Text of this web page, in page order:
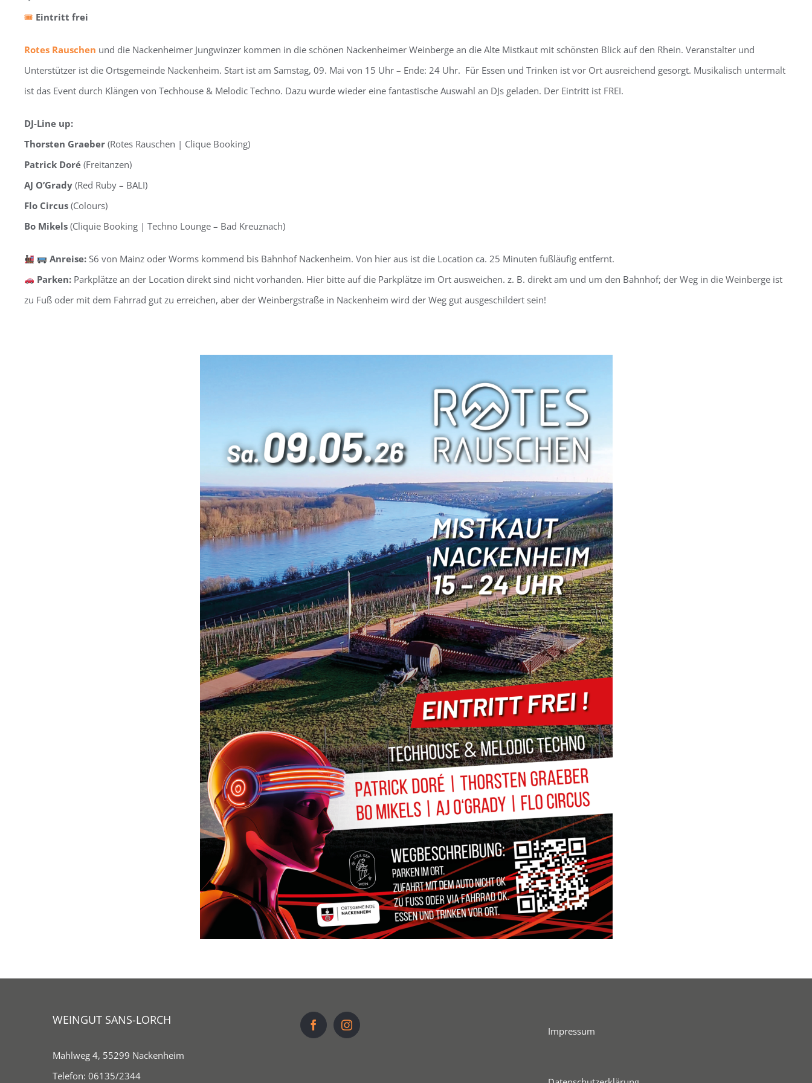
🎟 Eintritt frei
Rotes Rauschen und die Nackenheimer Jungwinzer kommen in die schönen Nackenheimer Weinberge an die Alte Mistkaut mit schönsten Blick auf den Rhein. Veranstalter und
Unterstützer ist die Ortsgemeinde Nackenheim. Start ist am Samstag, 09. Mai von 15 Uhr – Ende: 24 Uhr. Für Essen und Trinken ist vor Ort ausreichend gesorgt. Musikalisch untermalt
ist das Event durch Klängen von Techhouse & Melodic Techno. Dazu wurde wieder eine fantastische Auswahl an DJs geladen. Der Eintritt ist FREI.
DJ-Line up:
Thorsten Graeber (Rotes Rauschen | Clique Booking)
Patrick Doré (Freitanzen)
AJ O’Grady (Red Ruby – BALI)
Flo Circus (Colours)
Bo Mikels (Cliquie Booking | Techno Lounge – Bad Kreuznach)
Anreise: S6 von Mainz oder Worms kommend bis Bahnhof Nackenheim. Von hier aus ist die Location ca. 25 Minuten fußläufig entfernt.
Parken: Parkplätze an der Location direkt sind nicht vorhanden. Hier bitte auf die Parkplätze im Ort ausweichen. z. B. direkt am und um den Bahnhof; der Weg in die Weinberge ist
zu Fuß oder mit dem Fahrrad gut zu erreichen, aber der Weinbergstraße in Nackenheim wird der Weg gut ausgeschildert sein!
WEINGUT SANS-LORCH
Mahlweg 4, 55299 Nackenheim
Telefon: 06135/2344
Impressum